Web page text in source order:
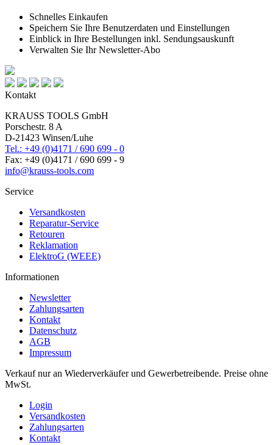
Schnelles Einkaufen
Speichern Sie Ihre Benutzerdaten und Einstellungen
Einblick in Ihre Bestellungen inkl. Sendungsauskunft
Verwalten Sie Ihr Newsletter-Abo
Kontakt
KRAUSS TOOLS GmbH
Porschestr. 8 A
D-21423 Winsen/Luhe
Tel.: +49 (0)4171 / 690 699 - 0
Fax: +49 (0)4171 / 690 699 - 9
info@krauss-tools.com
Service
Versandkosten
Reparatur-Service
Retouren
Reklamation
ElektroG (WEEE)
Informationen
Newsletter
Zahlungsarten
Kontakt
Datenschutz
AGB
Impressum
Verkauf nur an Wiederverkäufer und Gewerbetreibende. Preise ohne
MwSt.
Login
Versandkosten
Zahlungsarten
Kontakt